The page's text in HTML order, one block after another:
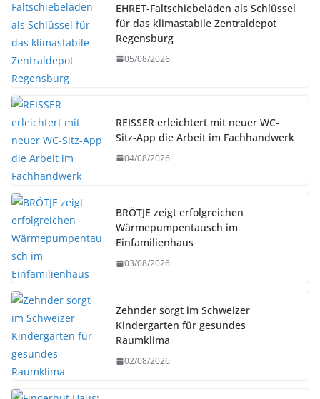
EHRET-Faltschiebeläden als Schlüssel
für das klimastabile Zentraldepot
Regensburg
05/08/2026
REISSER erleichtert mit neuer WC-
Sitz-App die Arbeit im Fachhandwerk
04/08/2026
BRÖTJE zeigt erfolgreichen
Wärmepumpentausch im
Einfamilienhaus
03/08/2026
Zehnder sorgt im Schweizer
Kindergarten für gesundes
Raumklima
02/08/2026